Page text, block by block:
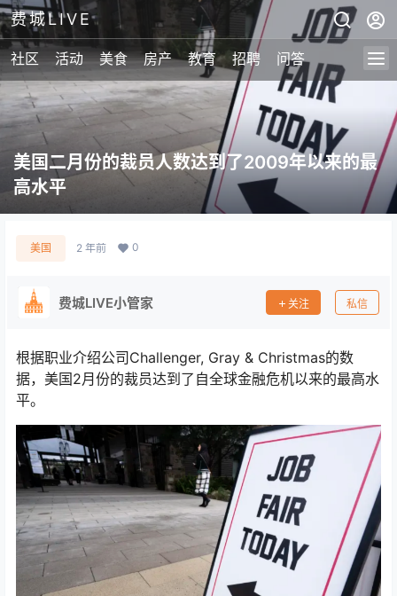
费城LIVE
社区 活动 美食 房产 教育 招聘 问答
美国二月份的裁员人数达到了2009年以来的最
高水平
美国 2 年前 0
费城LIVE小管家 关注 私信
根据职业介绍公司Challenger, Gray & Christmas的数
据，美国2月份的裁员达到了自全球金融危机以来的最高水
平。